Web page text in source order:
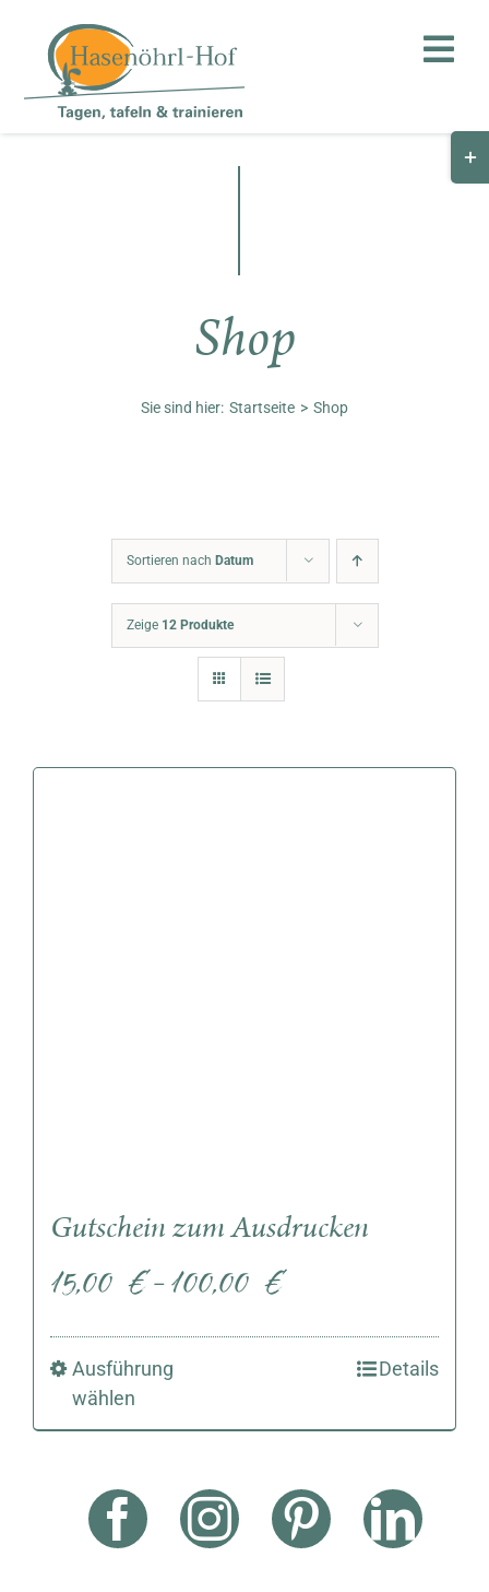
springen
Unternehmen
Shop
Sie sind hier: Startseite Shop
Sortieren nach Datum
Zeige 12 Produkte
Gutschein zum Ausdrucken
15,00€ – 100,00€
Ausführung
wählen
Details